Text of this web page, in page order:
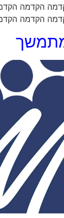
הקדמה
הקדמה
מתמשך